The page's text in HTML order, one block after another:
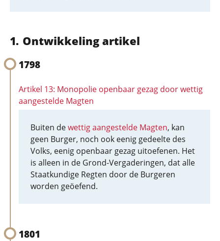
Ontwikkeling artikel
1798
Artikel 13: Monopolie openbaar gezag door wettig
aangestelde Magten
Buiten dewettig aangestelde Magten, kan
geen Burger, noch ook eenig gedeelte des
Volks, eenig openbaar gezag uitoefenen. Het
is alleen in de Grond-Vergaderingen, dat alle
Staatkundige Regten door de Burgeren
worden geöefend.
1801